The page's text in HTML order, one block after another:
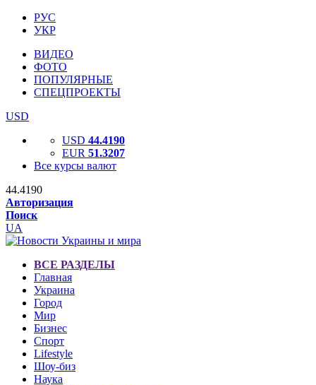
РУС
УКР
ВИДЕО
ФОТО
ПОПУЛЯРНЫЕ
СПЕЦПРОЕКТЫ
USD
USD 44.4190
EUR 51.3207
Все курсы валют
44.4190
Авторизация
Поиск
UA
ВСЕ РАЗДЕЛЫ
Главная
Украина
Город
Мир
Бизнес
Спорт
Lifestyle
Шоу-биз
Наука